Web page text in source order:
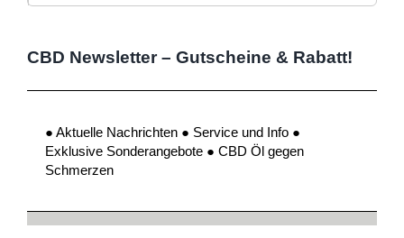
CBD Newsletter – Gutscheine & Rabatt!
● Aktuelle Nachrichten ● Service und Info ●
Exklusive Sonderangebote ● CBD Öl gegen
Schmerzen